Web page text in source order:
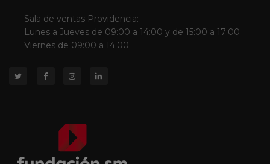
Sala de ventas Providencia:
Lunes a Jueves de 09:00 a 14:00 y de 15:00 a 17:00
Viernes de 09:00 a 14:00